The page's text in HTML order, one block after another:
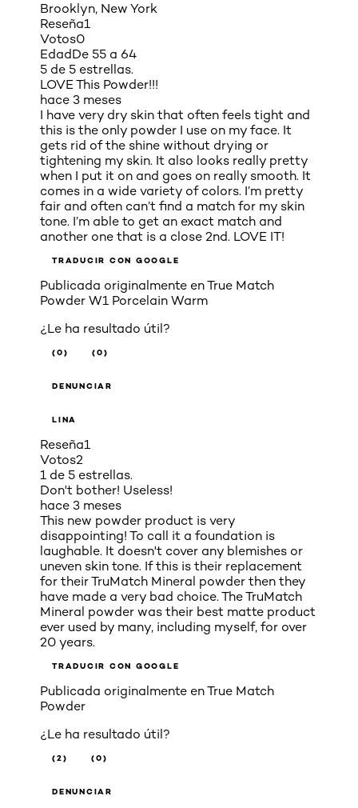
Brooklyn, New York
Reseña1
Votos0
EdadDe 55 a 64
5 de 5 estrellas.
LOVE This Powder!!!
hace 3 meses
I have very dry skin that often feels tight and
this is the only powder I use on my face. It
gets rid of the shine without drying or
tightening my skin. It also looks really pretty
when I put it on and goes on really smooth. It
comes in a wide variety of colors. I’m pretty
fair and often can’t find a match for my skin
tone. I’m able to get an exact match and
another one that is a close 2nd. LOVE IT!
TRADUCIR CON GOOGLE
Publicada originalmente enTrue Match
Powder W1 Porcelain Warm
¿Le ha resultado útil?
(0) (0)
DENUNCIAR
LINA
Reseña1
Votos2
1 de 5 estrellas.
Don't bother! Useless!
hace 3 meses
This new powder product is very
disappointing! To call it a foundation is
laughable. It doesn't cover any blemishes or
uneven skin tone. If this is their replacement
for their TruMatch Mineral powder then they
have made a very bad choice. The TruMatch
Mineral powder was their best matte product
ever used by many, including myself, for over
20 years.
TRADUCIR CON GOOGLE
Publicada originalmente enTrue Match
Powder
¿Le ha resultado útil?
(2) (0)
DENUNCIAR